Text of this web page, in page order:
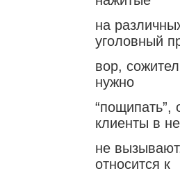
на
уголовный
вор,
нужно
“пощипать”,
клиенты в
не
относится к